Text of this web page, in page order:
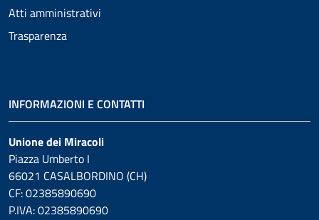
Atti amministrativi
Trasparenza
INFORMAZIONI E CONTATTI
Unione dei Miracoli
Piazza Umberto I
66021 CASALBORDINO (CH)
CF: 02385890690
P.IVA: 02385890690